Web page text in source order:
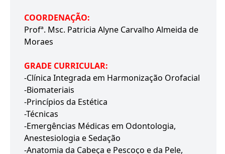
COORDENAÇÃO:
Profª. Msc. Patricia Alyne Carvalho Almeida de
Moraes
GRADE CURRICULAR:
-Clínica Integrada em Harmonização Orofacial
-Biomateriais
-Princípios da Estética
-Técnicas
-Emergências Médicas em Odontologia,
Anestesiologia e Sedação
-Anatomia da Cabeça e Pescoço e da Pele,